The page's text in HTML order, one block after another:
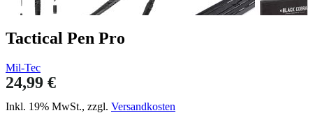
Tactical Pen Pro
Mil-Tec
24,99 €
Inkl. 19% MwSt., zzgl. Versandkosten